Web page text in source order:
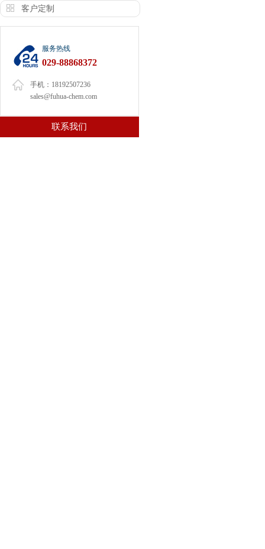
客户定制
服务热线
029-88868372
手机：18192507236
sales@fuhua-chem.com
联系我们